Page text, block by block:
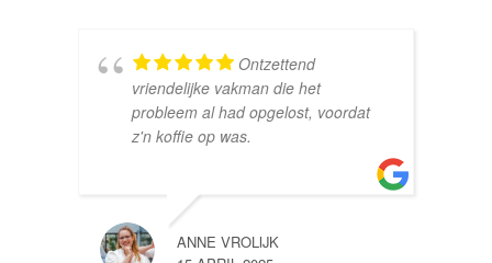
Ontzettend
vriendelijke vakman die het
probleem al had opgelost, voordat
z'n koffie op was.
ANNE VROLIJK